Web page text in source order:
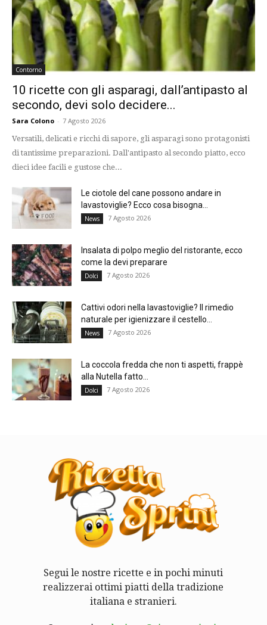
Contorno
10 ricette con gli asparagi, dall’antipasto al
secondo, devi solo decidere...
Sara Colono - 7 Agosto 2026
Versatili, delicati e ricchi di sapore, gli asparagi sono protagonisti
di tantissime preparazioni. Dall'antipasto al secondo piatto, ecco
dieci idee facili e gustose che...
Le ciotole del cane possono andare in
lavastoviglie? Ecco cosa bisogna...
News 7 Agosto 2026
Insalata di polpo meglio del ristorante, ecco
come la devi preparare
Dolci 7 Agosto 2026
Cattivi odori nella lavastoviglie? Il rimedio
naturale per igienizzare il cestello...
News 7 Agosto 2026
La coccola fredda che non ti aspetti, frappè
alla Nutella fatto...
Dolci 7 Agosto 2026
Segui le nostre ricette e in pochi minuti
realizzerai ottimi piatti della tradizione
italiana e stranieri.